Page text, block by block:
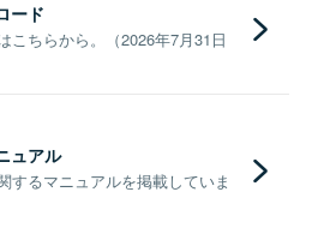
ード
こちらから。（2026年7月31日
ュアル
するマニュアルを掲載していま